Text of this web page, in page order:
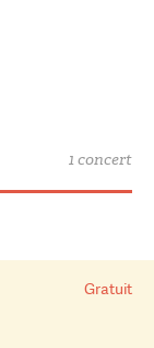
1 concert
Gratuit